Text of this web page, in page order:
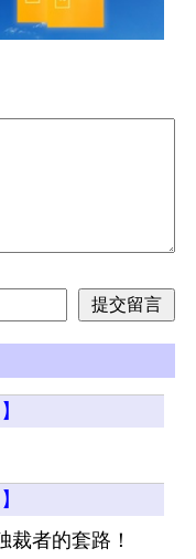
者的套路！